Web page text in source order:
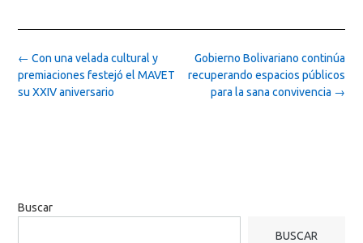
Post
navigation
Gobierno Bolivariano continúa
recuperando espacios públicos
para la sana convivencia →
← Con una velada cultural y
premiaciones festejó el MAVET
su XXIV aniversario
Buscar
BUSCAR